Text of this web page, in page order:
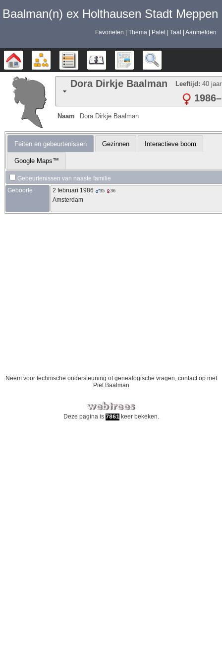
Baalman‎‎‎‎‎(n)‎‎‎‎‎ ex Holthausen Stadt Meppen
Favorieten Thema Palet Taal Aanmelden
Stamboom DiagrammenLijsten Kalender Rapporten
Dora Dirkje Baalman Leeftijd: 40 jaar
1986–
Naam Dora Dirkje Baalman
Feiten en gebeurtenissen Gezinnen Interactieve boom
Google Maps™
Gebeurtenissen van naaste familie
Geboorte
2 februari 1986 35 36
Amsterdam
Neem voor technische ondersteuning of genealogische vragen, contact op met
Piet Baalman
Deze pagina is 7861keer bekeken.